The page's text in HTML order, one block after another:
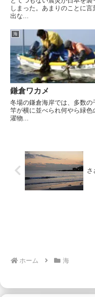
しまった。あまりのことに言
出な...
海
鎌倉ワカメ
冬場の鎌倉海岸では、多数の
竿が横に並べられ何やら緑色
濯物...
さ
ホーム 海